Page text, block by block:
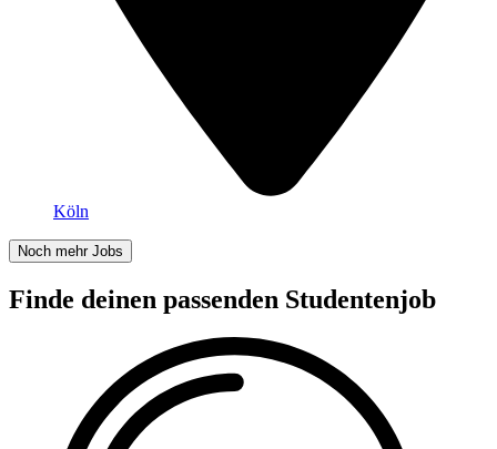
Köln
Noch mehr Jobs
Finde deinen passenden Studentenjob